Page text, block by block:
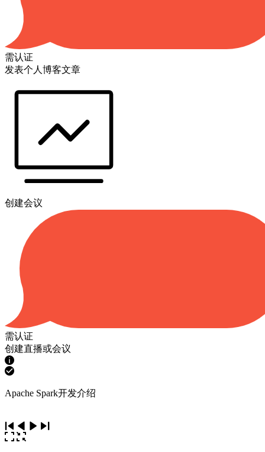
需认证
发表个人博客文章
创建会议
需认证
创建直播或会议
Apache Spark开发介绍